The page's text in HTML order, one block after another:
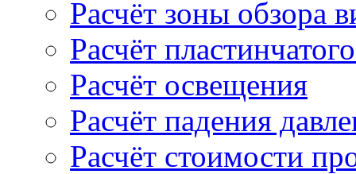
Расчёт зоны обзора
Расчёт
Расчёт освещения
Расчёт падения
Расчёт стоимости